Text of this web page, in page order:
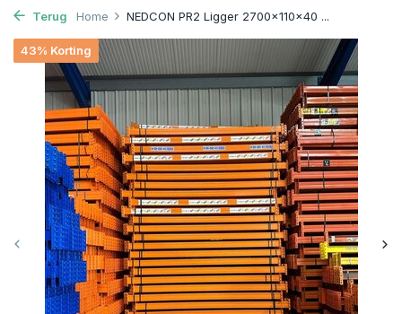
Terug Home NEDCON PR2 Ligger 2700x110x40 ...
43% Korting